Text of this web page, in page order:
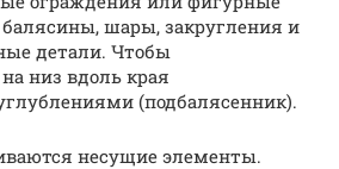
шары, закругления и
детали. Чтобы
низ вдоль края
(подбалясенник).
несущие элементы.